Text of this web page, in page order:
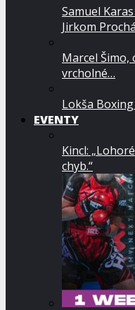
Samuel
Jirkom
Marcel Šimo,
vrcholné…
Lokša
EVENTY
Kincl:
chyb.“